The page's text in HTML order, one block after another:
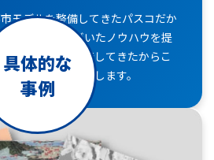
モデルを整備してきたパスコだか
ジェクトに基づいたノウハウを提
はなく現場で開発してきたからこ
ある内容を提供します。
具体的な
事例